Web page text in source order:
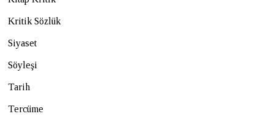
Kritik Sözlük
Siyaset
Söyleşi
Tarih
Tercüme